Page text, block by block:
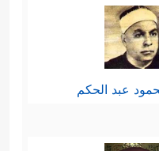
عبد الحكم